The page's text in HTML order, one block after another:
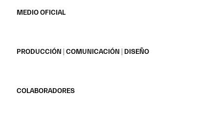
MEDIO OFICIAL
PRODUCCIÓN | COMUNICACIÓN | DISEÑO
COLABORADORES